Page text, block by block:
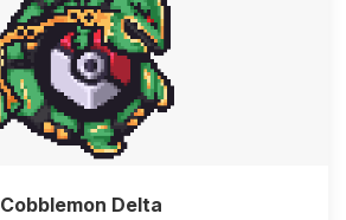
Cobblemon Delta